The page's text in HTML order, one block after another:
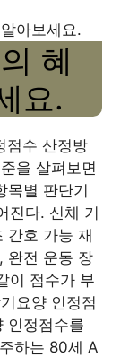
아보세요.
혜
요.
점수 산정방
을 살펴보면
목별 판단기
진다. 신체 기
간호 가능 재
완전 운동 장
이 점수가 부
요양 인정점
인정점수를
하는 80세 A